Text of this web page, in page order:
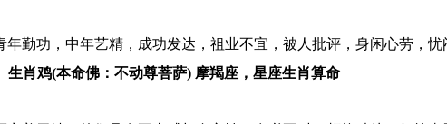
勤功，中年艺精，成功发达，祖业不宜，被人批评，身闲心劳，忧
生肖鸡(本命佛：不动尊菩萨) 摩羯座，星座生肖算命